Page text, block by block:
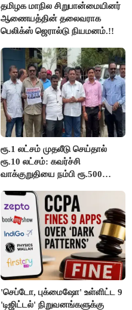
தமிழக மாநில சிறுபான்மையினர்
ஆணையத்தின் தலைவராக
பெலிக்ஸ் ஜெரால்டு நியமனம்.!!
ரூ.1 லட்சம் முதலீடு செய்தால்
ரூ.10 லட்சம்: கவர்ச்சி
வாக்குறுதியை நம்பி ரூ.500
மக்கள்!
'செப்டோ, புக்மைஷோ' உள்ளிட்ட 9
'டிஜிட்டல்' நிறுவனங்களுக்கு